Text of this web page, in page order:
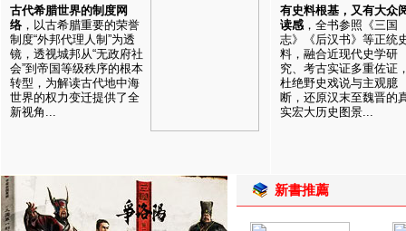
古代希腊世界的制度网
络 ，以古希腊重要的荣誉
制度“外邦代理人制”为透
镜，透视城邦从“无政府社
会”到帝国等级秩序的根本
转型，为解读古代地中海
世界的权力变迁提供了全
新视角...
有史料根基，又有大众
读感 ，全书参照《三国
志》《后汉书》等正统
料，融合近现代史学研
究、考古实证多重佐证
杜绝野史戏说与主观臆
断，还原汉末至魏晋的
实宏大历史图景...
新書推薦